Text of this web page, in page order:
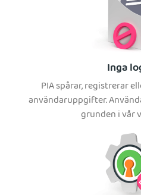
Inga
PIA spårar, registrerar
användaruppgifter.
grunden i vår